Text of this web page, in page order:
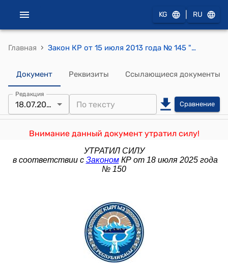
KG RU
Главная › Закон КР от 15 июля 2013 года № 145 "О переводе (трансформации) земельных участков"
Документ Реквизиты Ссылающиеся документы
Редакция
18.07.2025 Сравнение
Внимание данный документ утратил силу!